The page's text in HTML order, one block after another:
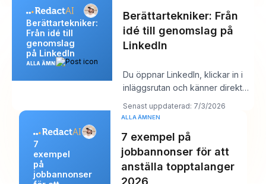
Berättartekniker:
Från idé till
genomslag
på LinkedIn
ALLA ÄMNEN
Berättartekniker: Från
idé till genomslag på
LinkedIn
Du öppnar LinkedIn, klickar in i
inläggsrutan och känner direkt
hur din expertis förvandlas till
hav
Senast uppdaterad: 7/3/2026
7
exempel
på
jobbannonser
ALLA ÄMNEN
7 exempel på
jobbannonser för att
anställa topptalanger
2026